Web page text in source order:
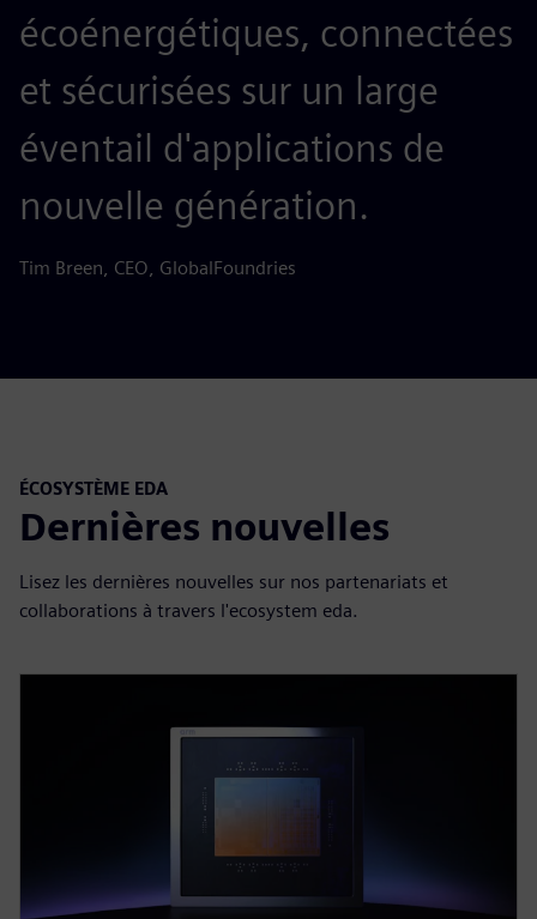
écoénergétiques, connectées
et sécurisées sur un large
éventail d'applications de
nouvelle génération.
Tim Breen, CEO, GlobalFoundries
ÉCOSYSTÈME EDA
Dernières nouvelles
Lisez les dernières nouvelles sur nos partenariats et
collaborations à travers l'ecosystem eda.